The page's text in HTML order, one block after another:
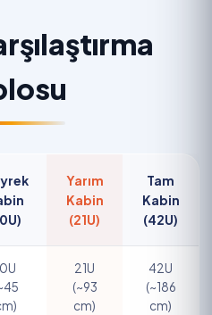
Yarım
Kabin
(21U)
Tam
Kabin
(42U)
21U
(~93
cm)
42U
(~186
cm)